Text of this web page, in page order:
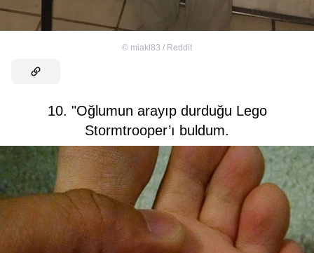
© miakl83 / Reddit
10. "Oğlumun arayıp durduğu Lego
Stormtrooper’ı buldum.